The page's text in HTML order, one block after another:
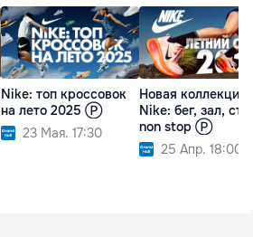
Nike: топ кроссовок
на лето 2025 Ⓟ
23 Мая. 17:30
Новая коллекция
Nike: бег, зал,
non stop Ⓟ
25 Апр. 18:00